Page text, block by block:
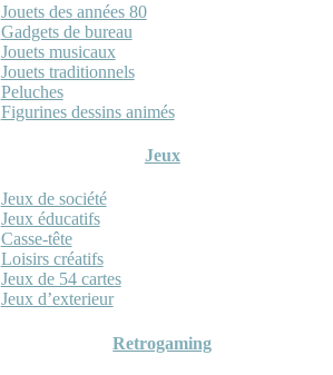
Jouets des années 80
Gadgets de bureau
Jouets musicaux
Jouets traditionnels
Peluches
Figurines dessins animés
Jeux
Jeux de société
Jeux éducatifs
Casse-tête
Loisirs créatifs
Jeux de 54 cartes
Jeux d’exterieur
Retrogaming